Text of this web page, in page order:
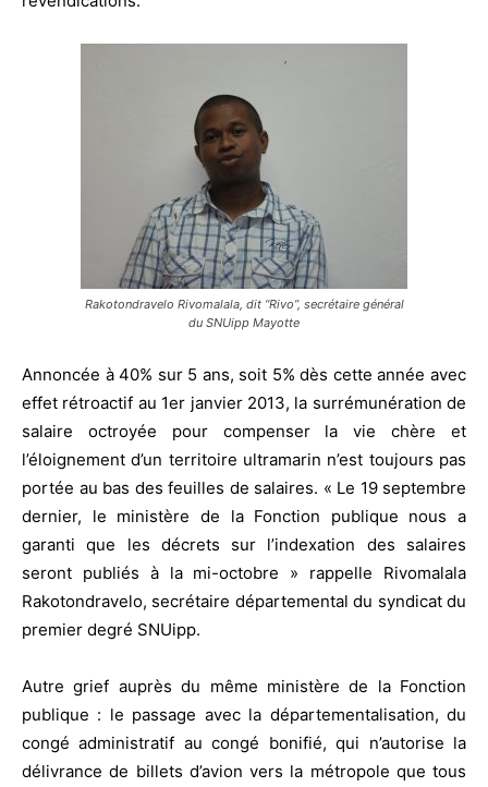
Rakotondravelo Rivomalala, dit “Rivo”, secrétaire général
du SNUipp Mayotte
Annoncée à 40% sur 5 ans, soit 5% dès cette année avec
effet rétroactif au 1er janvier 2013, la surrémunération de
salaire octroyée pour compenser la vie chère et
l’éloignement d’un territoire ultramarin n’est toujours pas
portée au bas des feuilles de salaires. « Le 19 septembre
dernier, le ministère de la Fonction publique nous a
garanti que les décrets sur l’indexation des salaires
seront publiés à la mi-octobre » rappelle Rivomalala
Rakotondravelo, secrétaire départemental du syndicat du
premier degré SNUipp.
Autre grief auprès du même ministère de la Fonction
publique : le passage avec la départementalisation, du
congé administratif au congé bonifié, qui n’autorise la
délivrance de billets d’avion vers la métropole que tous